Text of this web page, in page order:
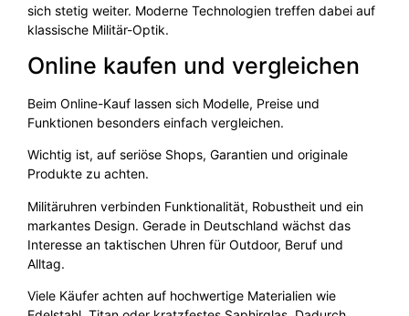
sich stetig weiter. Moderne Technologien treffen dabei auf
klassische Militär-Optik.
Online kaufen und vergleichen
Beim Online-Kauf lassen sich Modelle, Preise und
Funktionen besonders einfach vergleichen.
Wichtig ist, auf seriöse Shops, Garantien und originale
Produkte zu achten.
Militäruhren verbinden Funktionalität, Robustheit und ein
markantes Design. Gerade in Deutschland wächst das
Interesse an taktischen Uhren für Outdoor, Beruf und
Alltag.
Viele Käufer achten auf hochwertige Materialien wie